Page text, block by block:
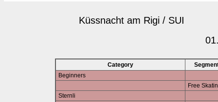
Küssnacht am Rigi / SUI
Category
Beginners
Free
Sternli